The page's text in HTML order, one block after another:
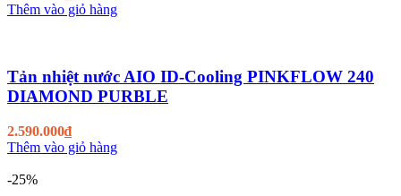
Thêm vào giỏ hàng
Tản nhiệt nước AIO ID-Cooling PINKFLOW 240
DIAMOND PURBLE
2.590.000₫
Thêm vào giỏ hàng
-25%